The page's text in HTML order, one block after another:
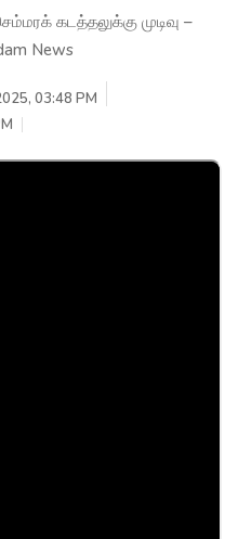
கடத்தலுக்கு முடிவு –
News
03:48 PM